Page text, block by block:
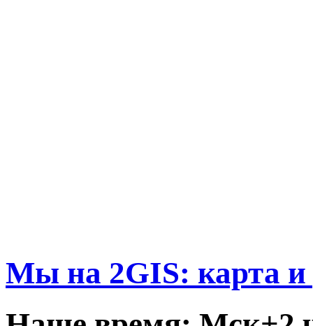
Мы на 2GIS: карта